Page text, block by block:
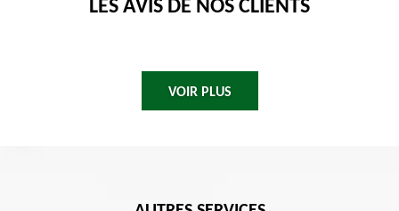
LES AVIS DE NOS CLIENTS
VOIR PLUS